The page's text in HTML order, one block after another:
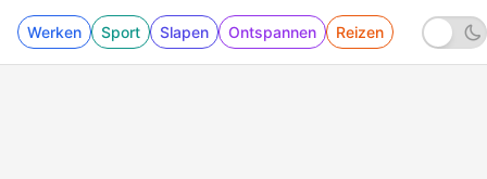
Werken Sport Slapen Ontspannen Reizen